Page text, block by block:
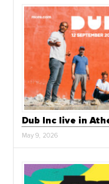
Dub Inc live in
May 9, 2026